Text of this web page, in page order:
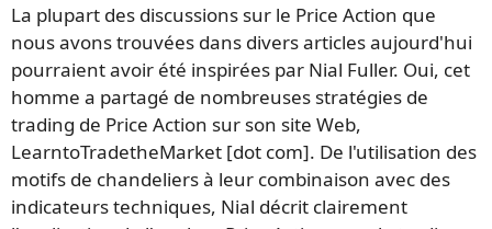
La plupart des discussions sur le Price Action que
nous avons trouvées dans divers articles aujourd'hui
pourraient avoir été inspirées par Nial Fuller. Oui, cet
homme a partagé de nombreuses stratégies de
trading de Price Action sur son site Web,
LearntoTradetheMarket [dot com]. De l'utilisation des
motifs de chandeliers à leur combinaison avec des
indicateurs techniques, Nial décrit clairement